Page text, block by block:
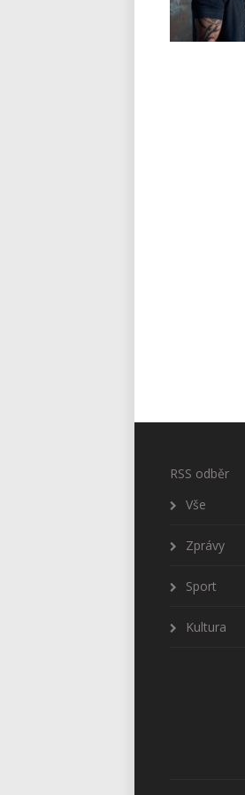
RSS odběr
Vše
Zprávy
Sport
Kultura